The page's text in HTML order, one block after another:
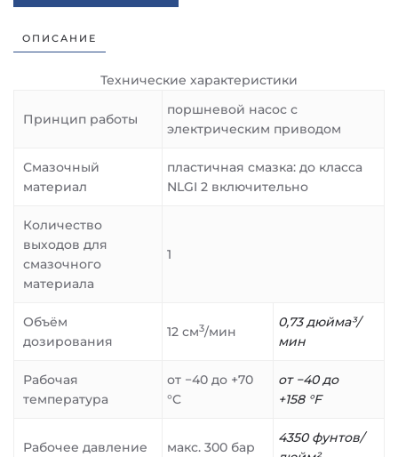
ОПИСАНИЕ
Технические характеристики
Принцип работы
поршневой насос с
электрическим приводом
Смазочный
материал
пластичная смазка: до класса
NLGI 2 включительно
Количество
выходов для
смазочного
материала
1
Объём
дозирования
12 см3/мин
0,73 дюйма³/
мин
Рабочая
температура
от −40 до +70
°C
от −40 до
+158 °F
Рабочее давление макс. 300 бар
4350 фунтов/